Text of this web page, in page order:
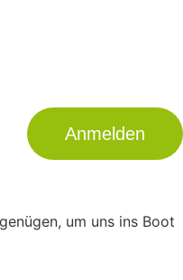
Anmelden
um uns ins Boot